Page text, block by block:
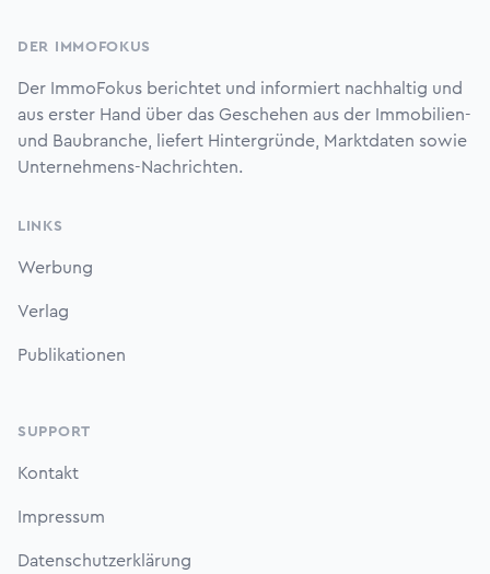
DER IMMOFOKUS
Der ImmoFokus berichtet und informiert nachhaltig und
aus erster Hand über das Geschehen aus der Immobilien-
und Baubranche, liefert Hintergründe, Marktdaten sowie
Unternehmens-Nachrichten.
LINKS
Werbung
Verlag
Publikationen
SUPPORT
Kontakt
Impressum
Datenschutzerklärung